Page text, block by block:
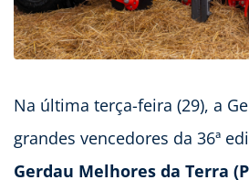
Na última terça-feira (29), a
grandes vencedores da 36ª
Gerdau Melhores da Terra